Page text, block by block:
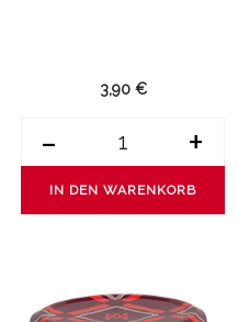
3,90 €
- +
IN DEN WARENKORB